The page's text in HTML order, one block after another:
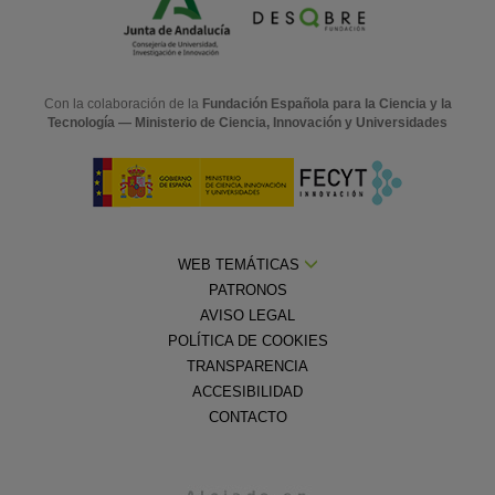
Con la colaboración de la Fundación Española para la Ciencia y la
Tecnología — Ministerio de Ciencia, Innovación y Universidades
WEB TEMÁTICAS
PATRONOS
AVISO LEGAL
POLÍTICA DE COOKIES
TRANSPARENCIA
ACCESIBILIDAD
CONTACTO